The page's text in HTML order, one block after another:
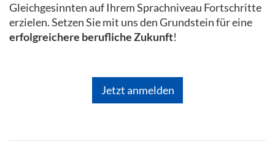
Gleichgesinnten auf Ihrem Sprachniveau Fortschritte
erzielen. Setzen Sie mit uns den Grundstein für eine
erfolgreichere berufliche Zukunft!
Jetzt anmelden